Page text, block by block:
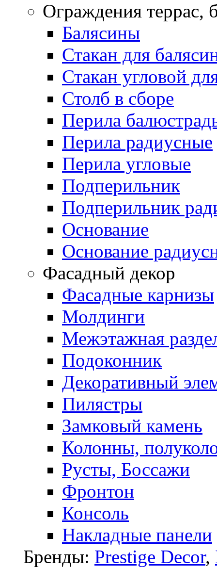
Oграждения террас,
Балясины
Стакан для
Стакан угловой
Столб в сборе
Перила
Перила радиусные
Перила угловые
Подперильник
Подперильник
Основание
Основание
Фасадный декор
Фасадные карнизы
Молдинги
Межэтажная
Подоконник
Декоративный
Пилястры
Замковый камень
Колонны,
Русты, Боссажи
Фронтон
Консоль
Накладные панели
Бренды: Prestige Decor,